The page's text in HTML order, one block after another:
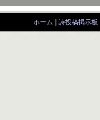
ホーム | 詩投稿掲示板